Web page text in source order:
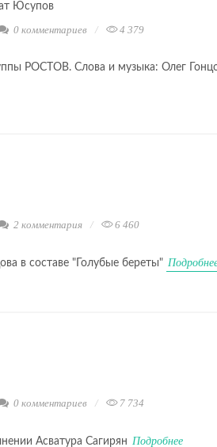
Юсупов
0 комментариев 4 379
РОСТОВ. Слова и музыка: Олег
2 комментария 6 460
в составе "Голубые береты"
0 комментариев 7 734
Асватура Сагирян Подробнее